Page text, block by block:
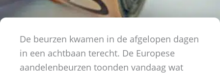
De beurzen kwamen in de afgelopen dagen
in een achtbaan terecht. De Europese
aandelenbeurzen toonden vandaag wat